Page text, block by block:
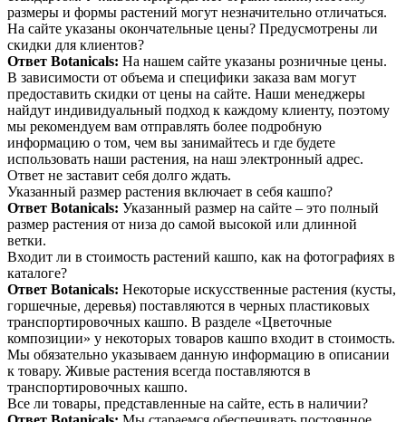
размеры и формы растений могут незначительно отличаться.
На сайте указаны окончательные цены? Предусмотрены ли
скидки для клиентов?
Ответ Botanicals: На нашем сайте указаны розничные цены.
В зависимости от объема и специфики заказа вам могут
предоставить скидки от цены на сайте. Наши менеджеры
найдут индивидуальный подход к каждому клиенту, поэтому
мы рекомендуем вам отправлять более подробную
информацию о том, чем вы занимайтесь и где будете
использовать наши растения, на наш электронный адрес.
Ответ не заставит себя долго ждать.
Указанный размер растения включает в себя кашпо?
Ответ Botanicals: Указанный размер на сайте – это полный
размер растения от низа до самой высокой или длинной
ветки.
Входит ли в стоимость растений кашпо, как на фотографиях в
каталоге?
Ответ Botanicals: Некоторые искусственные растения (кусты,
горшечные, деревья) поставляются в черных пластиковых
транспортировочных кашпо. В разделе «Цветочные
композиции» у некоторых товаров кашпо входит в стоимость.
Мы обязательно указываем данную информацию в описании
к товару. Живые растения всегда поставляются в
транспортировочных кашпо.
Все ли товары, представленные на сайте, есть в наличии?